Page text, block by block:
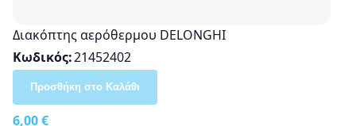
Διακόπτης αερόθερμου DELONGHI
Κωδικός 21452402
6,00 €
Προσθήκη στο Καλάθι